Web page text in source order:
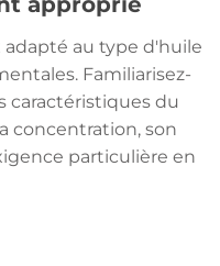
adapté au type d'huile
Familiarisez-
caractéristiques du
concentration, son
particulière en